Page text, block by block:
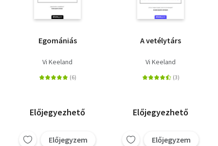
Egomániás
Vi Keeland
Előjegyezhető
Előjegyzem
A vetélytárs
Vi Keeland
Előjegyezhető
Előjegyzem